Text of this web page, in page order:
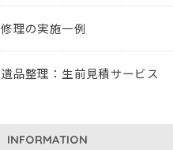
修理の実施一例
遺品整理：生前見積サービス
INFORMATION